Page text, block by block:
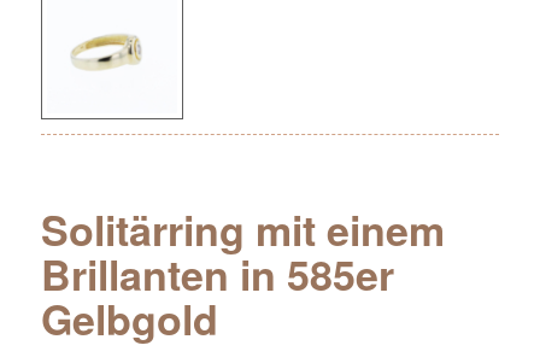
Solitärring mit einem
Brillanten in 585er
Gelbgold